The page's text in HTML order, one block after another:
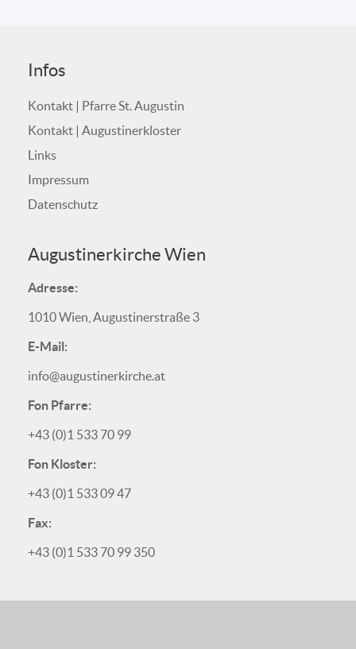
Infos
Kontakt | Pfarre St. Augustin
Kontakt | Augustinerkloster
Links
Impressum
Datenschutz
Augustinerkirche Wien
Adresse:
1010 Wien, Augustinerstraße 3
E-Mail:
info@augustinerkirche.at
Fon Pfarre:
+43 (0)1 533 70 99
Fon Kloster:
+43 (0)1 533 09 47
Fax:
+43 (0)1 533 70 99 350